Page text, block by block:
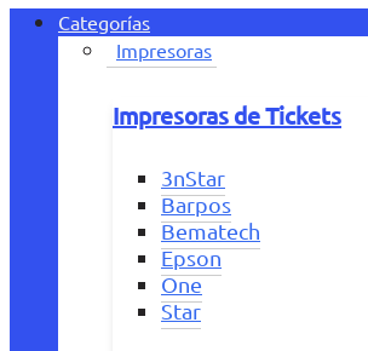
Categorías
Impresoras
Impresoras de Tickets
3nStar
Barpos
Bematech
Epson
One
Star